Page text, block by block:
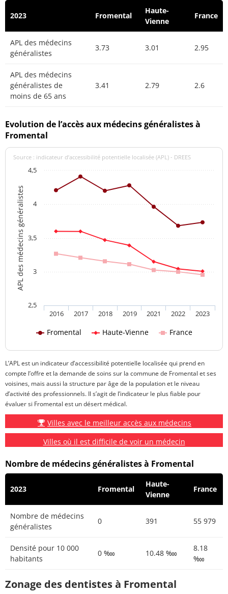
2023 Fromental
Haute-
Vienne
France
APL des médecins
généralistes
3.73 3.01 2.95
APL des médecins
généralistes de
moins de 65 ans
3.41 2.79 2.6
Evolution de l’accès aux médecins généralistes à
Fromental
APL des médecins généralistes
Source : indicateur d’accessibilité potentielle localisée (APL) - DREES
Fromental Haute-Vienne France
2016 2017 2018 2019 2021 2022 2023
2,5
3
3,5
4
4,5
L’APL est un indicateur d’accessibilité potentielle localisée qui prend en
compte l’offre et la demande de soins sur la commune de Fromental et ses
voisines, mais aussi la structure par âge de la population et le niveau
d’activité des professionnels. Il s’agit de l’indicateur le plus fiable pour
évaluer si Fromental est un désert médical.
Villes avec le meilleur accès aux médecins
Villes où il est difficile de voir un médecin
Nombre de médecins généralistes à Fromental
2023 Fromental
Haute-
Vienne
France
Nombre de médecins
généralistes
0 391 55 979
Densité pour 10 000
habitants
0 ‱ 10.48 ‱
8.18
‱
Zonage des dentistes à Fromental